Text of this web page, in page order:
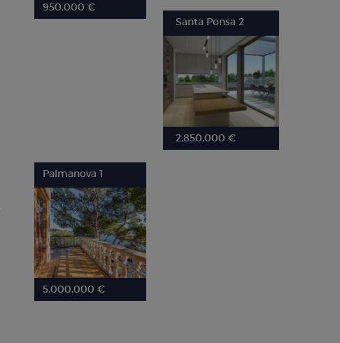
950,000 €
Santa Ponsa 2
2,850,000 €
Palmanova 1
5,000,000 €